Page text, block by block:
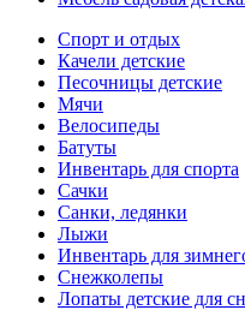
Спорт и отдых
Качели детские
Песочницы детские
Мячи
Велосипеды
Батуты
Инвентарь для спорта
Сачки
Санки, ледянки
Лыжи
Инвентарь для
Снежколепы
Лопаты детские для